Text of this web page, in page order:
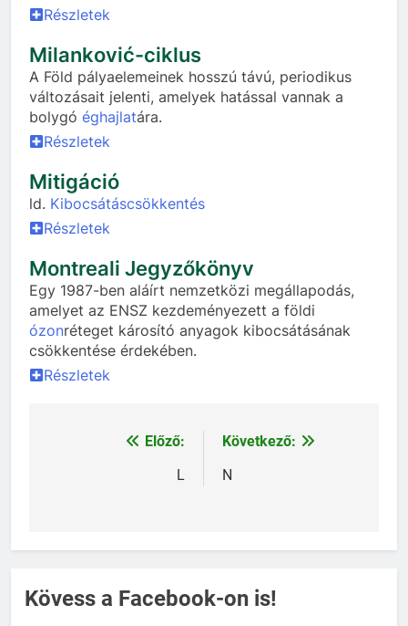
Részletek
Milanković-ciklus
A Föld pályaelemeinek hosszú távú, periodikus
változásait jelenti, amelyek hatással vannak a
bolygó éghajlatára.
Részletek
Mitigáció
ld. Kibocsátáscsökkentés
Részletek
Montreali Jegyzőkönyv
Egy 1987-ben aláírt nemzetközi megállapodás,
amelyet az ENSZ kezdeményezett a földi
ózonréteget károsító anyagok kibocsátásának
csökkentése érdekében.
Részletek
BejegyzésElőző:
L
Következő:
N
Kövess a Facebook-on is!